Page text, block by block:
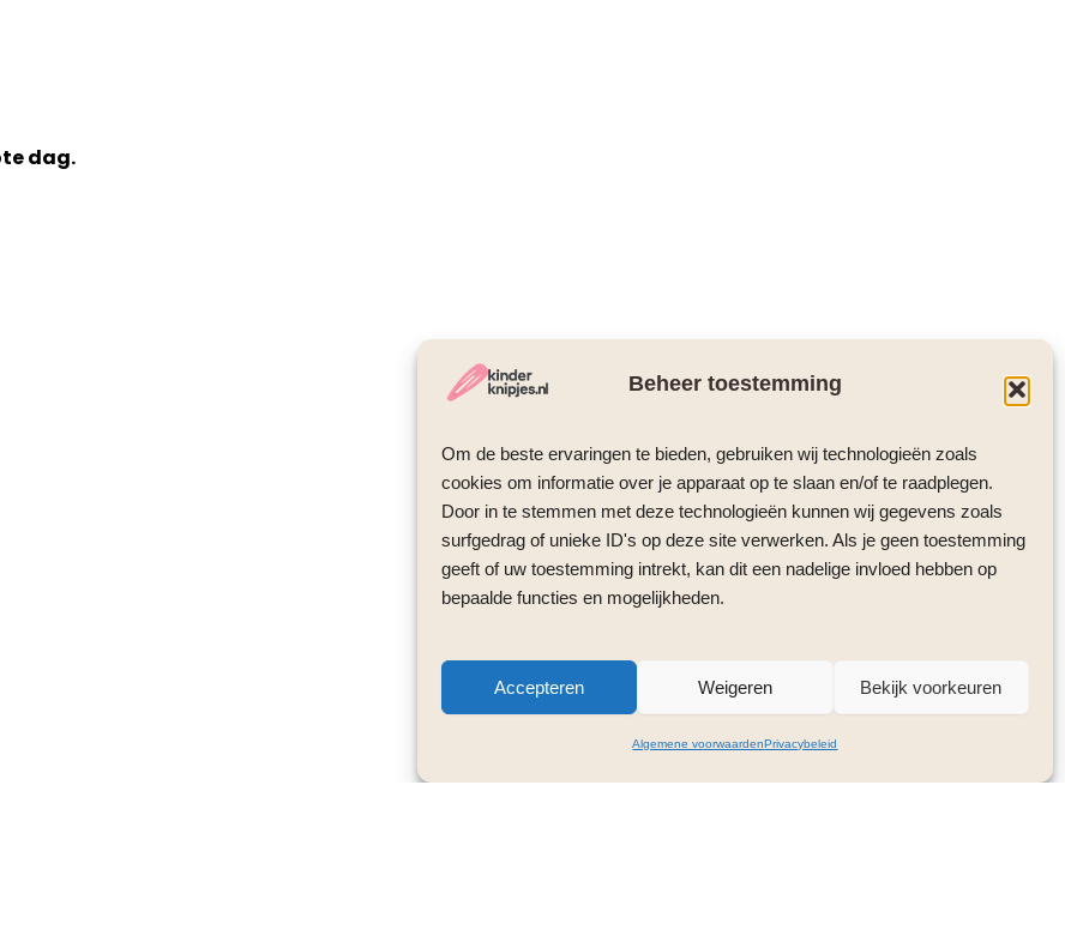
Beheer toestemming
Om de beste ervaringen te bieden, gebruiken wij technologieën zoals
cookies om informatie over je apparaat op te slaan en/of te raadplegen.
Door in te stemmen met deze technologieën kunnen wij gegevens zoals
surfgedrag of unieke ID's op deze site verwerken. Als je geen toestemming
geeft of uw toestemming intrekt, kan dit een nadelige invloed hebben op
bepaalde functies en mogelijkheden.
Accepteren Weigeren Bekijk voorkeuren
Algemene voorwaardenPrivacybeleid
dag.